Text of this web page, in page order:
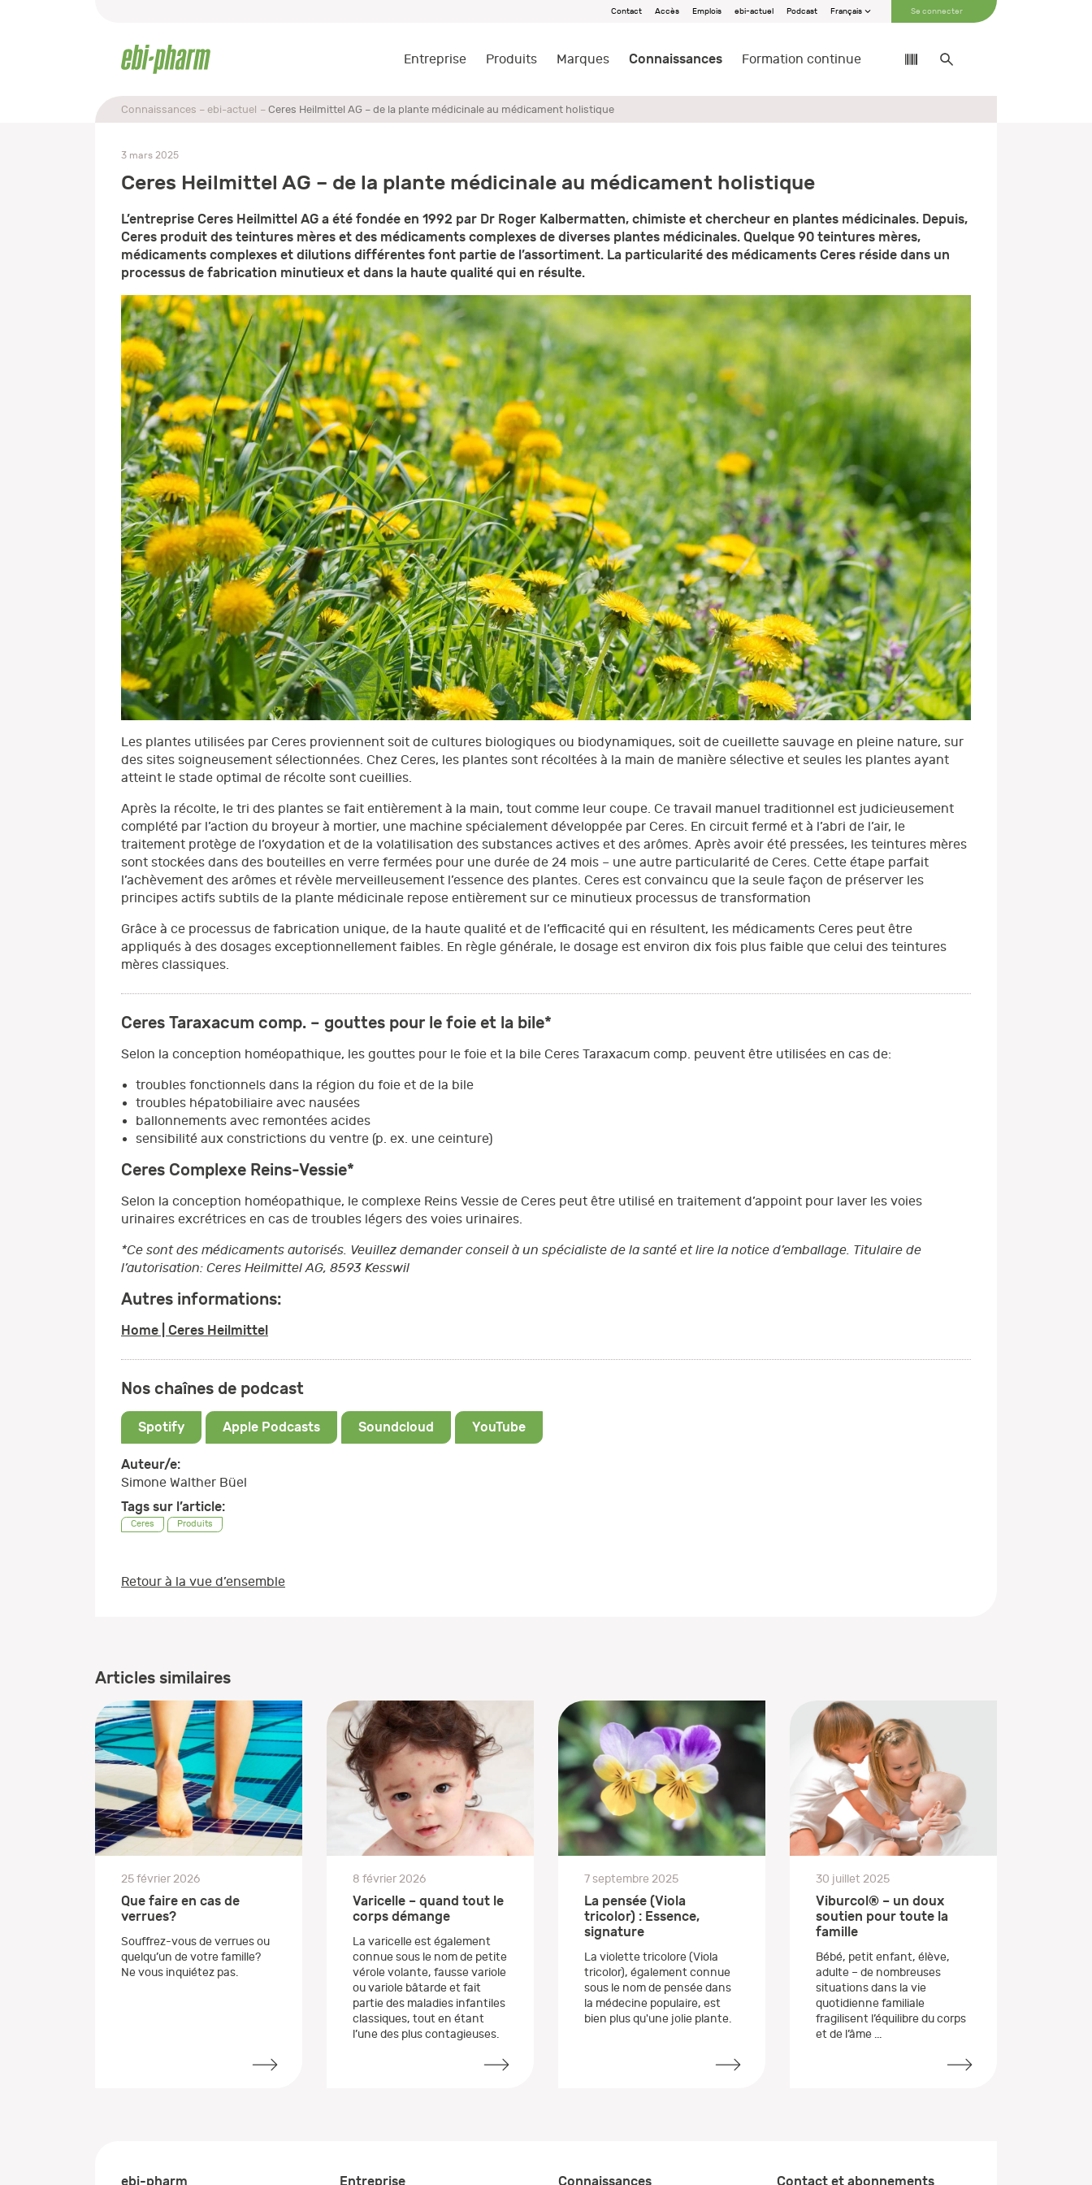
Contact Accès Emplois ebi-actuel Podcast Français Se connecter
Entreprise Produits Marques Connaissances Formation continue
Connaissances ebi-actuel Ceres Heilmittel AG – de la plante médicinale au médicament holistique
3 mars 2025
Ceres Heilmittel AG – de la plante médicinale au médicament holistique
L’entreprise Ceres Heilmittel AG a été fondée en 1992 par Dr Roger Kalbermatten, chimiste et chercheur en plantes médicinales. Depuis,
Ceres produit des teintures mères et des médicaments complexes de diverses plantes médicinales. Quelque 90 teintures mères,
médicaments complexes et dilutions différentes font partie de l’assortiment. La particularité des médicaments Ceres réside dans un
processus de fabrication minutieux et dans la haute qualité qui en résulte.
Les plantes utilisées par Ceres proviennent soit de cultures biologiques ou biodynamiques, soit de cueillette sauvage en pleine nature, sur
des sites soigneusement sélectionnées. Chez Ceres, les plantes sont récoltées à la main de manière sélective et seules les plantes ayant
atteint le stade optimal de récolte sont cueillies.
Après la récolte, le tri des plantes se fait entièrement à la main, tout comme leur coupe. Ce travail manuel traditionnel est judicieusement
complété par l’action du broyeur à mortier, une machine spécialement développée par Ceres. En circuit fermé et à l’abri de l’air, le
traitement protège de l’oxydation et de la volatilisation des substances actives et des arômes. Après avoir été pressées, les teintures mères
sont stockées dans des bouteilles en verre fermées pour une durée de 24 mois – une autre particularité de Ceres. Cette étape parfait
l’achèvement des arômes et révèle merveilleusement l’essence des plantes. Ceres est convaincu que la seule façon de préserver les
principes actifs subtils de la plante médicinale repose entièrement sur ce minutieux processus de transformation
Grâce à ce processus de fabrication unique, de la haute qualité et de l’efficacité qui en résultent, les médicaments Ceres peut être
appliqués à des dosages exceptionnellement faibles. En règle générale, le dosage est environ dix fois plus faible que celui des teintures
mères classiques.
Ceres Taraxacum comp. – gouttes pour le foie et la bile*
Selon la conception homéopathique, les gouttes pour le foie et la bile Ceres Taraxacum comp. peuvent être utilisées en cas de:
troubles fonctionnels dans la région du foie et de la bile
troubles hépatobiliaire avec nausées
ballonnements avec remontées acides
sensibilité aux constrictions du ventre (p. ex. une ceinture)
Ceres Complexe Reins-Vessie*
Selon la conception homéopathique, le complexe Reins Vessie de Ceres peut être utilisé en traitement d’appoint pour laver les voies
urinaires excrétrices en cas de troubles légers des voies urinaires.
*Ce sont des médicaments autorisés. Veuillez demander conseil à un spécialiste de la santé et lire la notice d’emballage. Titulaire de
l’autorisation: Ceres Heilmittel AG, 8593 Kesswil
Autres informations:
Home | Ceres Heilmittel
Nos chaînes de podcast
Spotify Apple Podcasts Soundcloud YouTube
Auteur/e:
Simone Walther Büel
Tags sur l’article:
Ceres Produits
Retour à la vue d’ensemble
Articles similaires
25 février 2026
Que faire en cas de
verrues?
Souffrez-vous de verrues ou
quelqu’un de votre famille?
Ne vous inquiétez pas.
8 février 2026
Varicelle – quand tout le
corps démange
La varicelle est également
connue sous le nom de petite
vérole volante, fausse variole
ou variole bâtarde et fait
partie des maladies infantiles
classiques, tout en étant
l’une des plus contagieuses.
7 septembre 2025
La pensée (Viola
tricolor) : Essence,
signature
La violette tricolore (Viola
tricolor), également connue
sous le nom de pensée dans
la médecine populaire, est
bien plus qu'une jolie plante.
30 juillet 2025
Viburcol® – un doux
soutien pour toute la
famille
Bébé, petit enfant, élève,
adulte – de nombreuses
situations dans la vie
quotidienne familiale
fragilisent l’équilibre du corps
et de l’âme ...
ebi-pharm Entreprise Connaissances Contact et abonnements